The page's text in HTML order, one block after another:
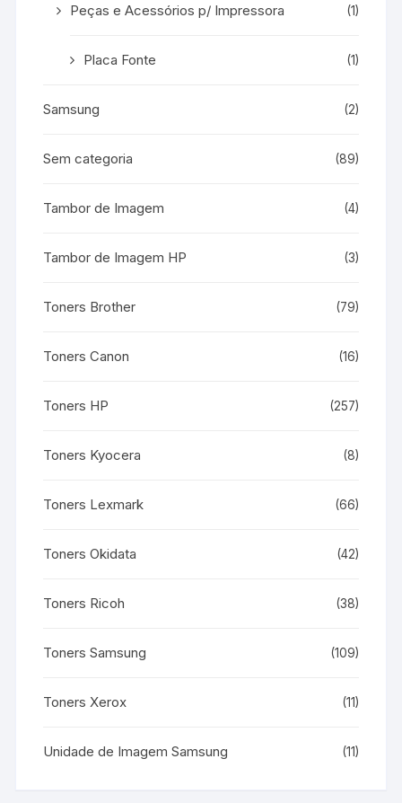
Peças e Acessórios p/ Impressora (1)
Placa Fonte (1)
Samsung (2)
Sem categoria (89)
Tambor de Imagem (4)
Tambor de Imagem HP (3)
Toners Brother (79)
Toners Canon (16)
Toners HP (257)
Toners Kyocera (8)
Toners Lexmark (66)
Toners Okidata (42)
Toners Ricoh (38)
Toners Samsung (109)
Toners Xerox (11)
Unidade de Imagem Samsung (11)